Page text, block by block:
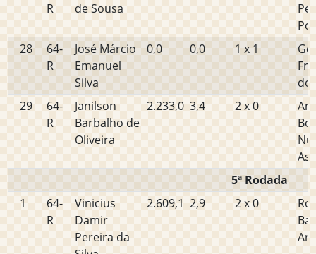
R
de Sousa
28
64-
R
José Márcio
Emanuel
Silva
0,0 0,0 1 x 1
29
64-
R
Janilson
Barbalho de
Oliveira
2.233,0 3,4 2 x 0
5ª Rodada
1
64-
R
Vinicius
Damir
Pereira da
2.609,1 2,9 2 x 0